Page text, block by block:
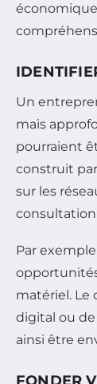
Un
mais
pourraient
construit
sur les
consultation
Par
matériel. Le
digital ou
ainsi être